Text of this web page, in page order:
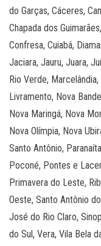
do Garças, Cáceres,
Chapada dos
Confresa, Cuiabá,
Jaciara, Jauru, Juara,
Rio Verde,
Livramento, Nova
Nova Maringá, Nova
Nova Olímpia, Nova
Santo Antônio,
Poconé, Pontes e
Primavera do Leste,
Oeste, Santo Antônio
José do Rio Claro,
do Sul, Vera, Vila Bela